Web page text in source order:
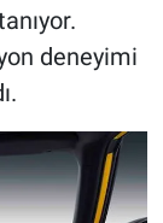
deneyimi